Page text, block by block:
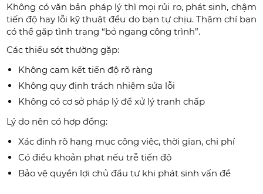
Không có văn bản pháp lý thì mọi rủi ro, phát sinh, chậm
tiến độ hay lỗi kỹ thuật đều do bạn tự chịu. Thậm chí bạn
có thể gặp tình trạng “bỏ ngang công trình”.
Các thiếu sót thường gặp:
Không cam kết tiến độ rõ ràng
Không quy định trách nhiệm sửa lỗi
Không có cơ sở pháp lý để xử lý tranh chấp
Lý do nên có hợp đồng:
Xác định rõ hạng mục công việc, thời gian, chi phí
Có điều khoản phạt nếu trễ tiến độ
Bảo vệ quyền lợi chủ đầu tư khi phát sinh vấn đề